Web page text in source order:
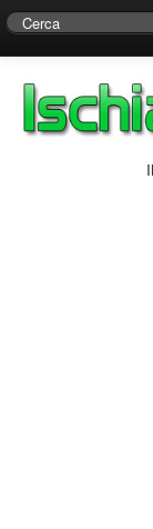
Centro di